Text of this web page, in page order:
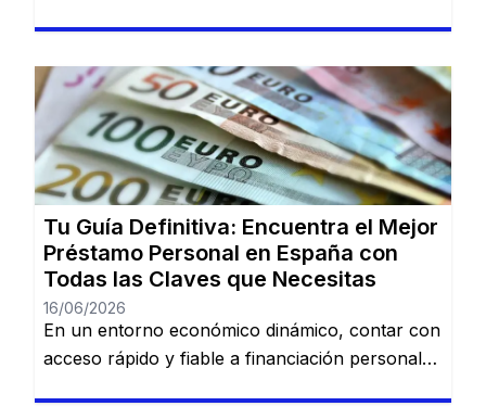
largamente esperados, tener la información
adecuada sobre préstamos disponibles puede
marcar la diferencia. En esta guía, descubrirás
los mejores préstamos personales del mercado
español: Dineti, BBVA Préstamo Personal,
Cofidis, […]
Tu Guía Definitiva: Encuentra el Mejor
Préstamo Personal en España con
Todas las Claves que Necesitas
16/06/2026
En un entorno económico dinámico, contar con
acceso rápido y fiable a financiación personal